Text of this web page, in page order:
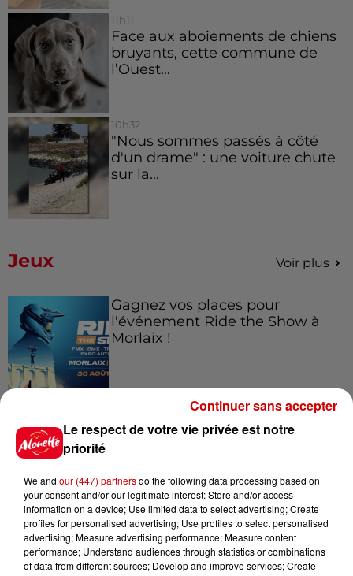
11h11
Face aux aboiements de chiens
bruyants, cette commune de
l’Ouest...
10h32
"Nous sommes passés à côté
d'un drame" : une voiture chute
sur la...
Jeux Voir plus
Gagnez vos places pour
l'événement Ride the Show à
Morlaix !
Gagnez vos places pour le
festival Marché Gourmand 2026
Le Duel - Gagnez vos entrées
pour le parc animalier de votre
choix !
Le respect de votre vie privée est notre
priorité
We and our (447) partnersdo the following data processing based on
your consent and/or our legitimate interest: Store and/or access
information on a device; Use limited data to select advertising; Create
profiles for personalised advertising; Use profiles to select personalised
advertising; Measure advertising performance; Measure content
performance; Understand audiences through statistics or combinations
of data from different sources; Develop and improve services; Create
Continuer sans accepter